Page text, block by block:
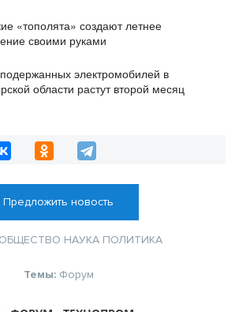
«тополята» создают летнее
своими руками
электромобилей в
области растут второй месяц
Предложить новость
ОБЩЕСТВО НАУКА ПОЛИТИКА
Темы: Форум